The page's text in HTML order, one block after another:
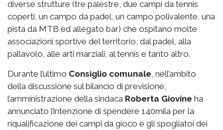
diverse strutture (tre palestre, due campi da tennis
coperti, un campo da padel, un campo polivalente, una
pista da MTB ed allegato bar) che ospitano molte
associazioni sportive del territorio, dal padel, alla
pallavolo, alle arti marziali, al tennis e tanto altro.
Durante l’ultimo Consiglio comunale , nell’ambito
della discussione sul bilancio di previsione,
l’amministrazione della sindaca Roberta Giovine ha
annunciato l’intenzione di spendere 140mila per la
riqualificazione dei campi da gioco e gli spogliatoi dei